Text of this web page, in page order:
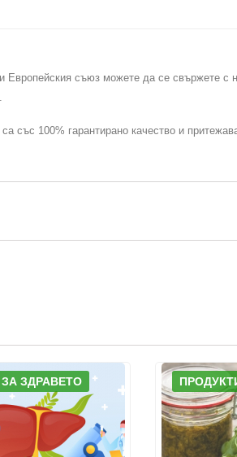
Европейския съюз можете да се свържете с
.
със 100% гарантирано качество и
ЗДРАВЕТО